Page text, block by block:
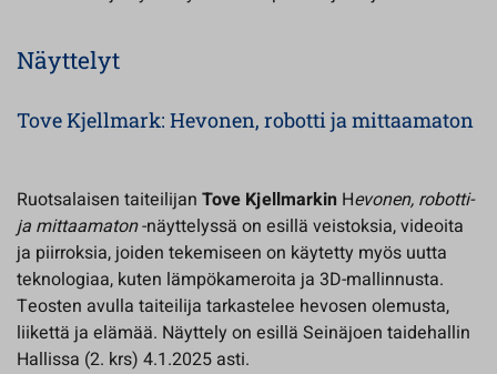
Näyttelyt
Tove Kjellmark: Hevonen, robotti ja mittaamaton
Ruotsalaisen taiteilijan Tove Kjellmarkin Hevonen, robotti-
ja mittaamaton-näyttelyssä on esillä veistoksia, videoita
ja piirroksia, joiden tekemiseen on käytetty myös uutta
teknologiaa, kuten lämpökameroita ja 3D-mallinnusta.
Teosten avulla taiteilija tarkastelee hevosen olemusta,
liikettä ja elämää. Näyttely on esillä Seinäjoen taidehallin
Hallissa (2. krs) 4.1.2025 asti.